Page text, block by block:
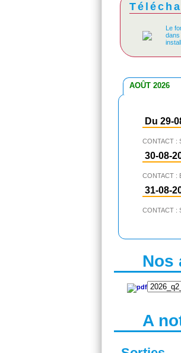
Le
dans
AOÛT 2026
Du 29-
CONTACT :
30-08-
CONTACT :
31-08-
CONTACT :
Nos
A